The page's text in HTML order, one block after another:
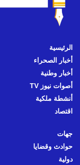
الرئيسية
أخبار الصحراء
أخبار وطنية
أصوات نيوز TV
أنشطة ملكية
اقتصاد
جهات
حوادث وقضايا
دولية